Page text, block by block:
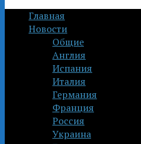
Главная
Новости
Общие
Англия
Испания
Италия
Германия
Франция
Россия
Украина